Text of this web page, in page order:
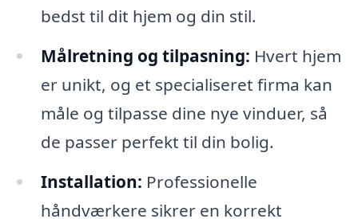
bedst til dit hjem og din stil.
Målretning og tilpasning: Hvert hjem
er unikt, og et specialiseret firma kan
måle og tilpasse dine nye vinduer, så
de passer perfekt til din bolig.
Installation: Professionelle
håndværkere sikrer en korrekt